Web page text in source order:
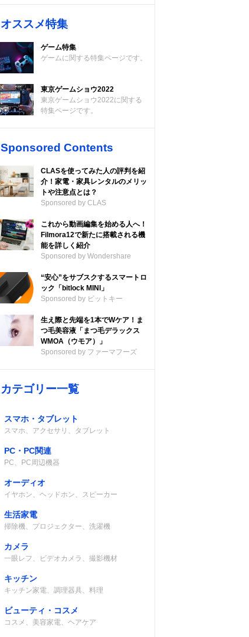
オススメ特集
ゲーム特集
ゲームに関する特集ページです。
東京ゲームショウ2022
東京ゲームショウ2022に関する
特集ページです。
Sponsored Contents
CLASを使ってみた人の評判を紹
介！家電・家具レンタルのメリッ
トや注意点とは？
Sponsored by CLAS
これから動画編集を始める人へ！
Filmora12で新たに搭載される機
能を詳しく紹介
Sponsored by Wondershare
“安心”をサブスクするスマートロ
ック「bitlock MINI」
Sponsored by ビットキー
生え際と先端を1本でWケア！ま
つ毛美容液「まつ毛デラックス
WMOA（ウモア）」
Sponsored by ファーマフーズ
カテゴリー一覧
スマホ・タブレット
スマホ、アクセサリ、タブレット
PC・PC関連
PC、PC周辺機器
オーディオ
イヤホン、ヘッドホン、スピーカー
生活家電
掃除機、プロジェクター、洗濯機
カメラ
一眼レフ、ビデオカメラ、撮影機材
キッチン
キッチン家電、調理器具、料理
ビューティ・コスメ
コスメ、美容家電、ヘアケア